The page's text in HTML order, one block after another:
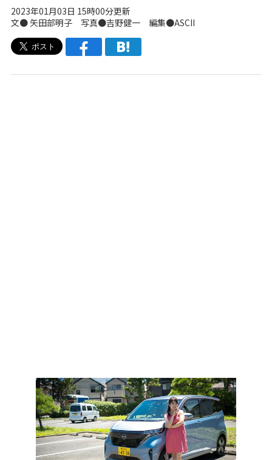
2023年01月03日 15時00分更新
文● 矢田部明子 写真●吉野健一 編集●ASCII